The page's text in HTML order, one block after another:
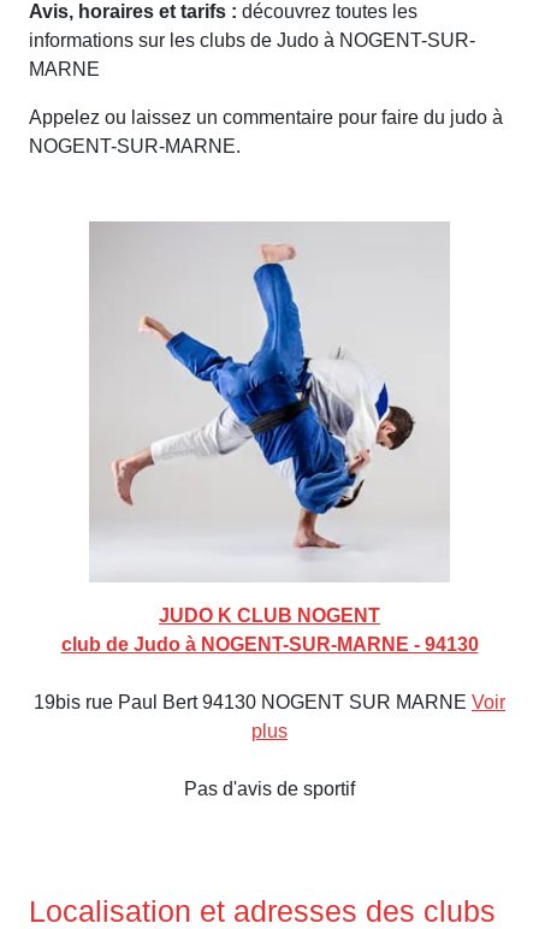
Avis, horaires et tarifs : découvrez toutes les
informations sur les clubs de Judo à NOGENT-SUR-
MARNE
Appelez ou laissez un commentaire pour faire du judo à
NOGENT-SUR-MARNE.
JUDO K CLUB NOGENT
club de Judo à NOGENT-SUR-MARNE - 94130
19bis rue Paul Bert 94130 NOGENT SUR MARNE Voir
plus
Pas d'avis de sportif
Localisation et adresses des clubs